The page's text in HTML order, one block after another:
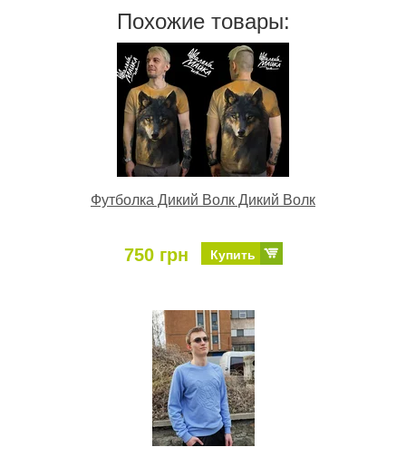
Похожие товары:
Футболка Дикий Волк Дикий Волк
750 грн Купить